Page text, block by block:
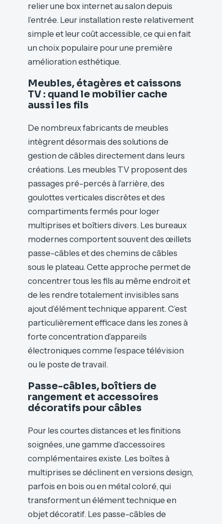
relier une box internet au salon depuis
l’entrée. Leur installation reste relativement
simple et leur coût accessible, ce qui en fait
un choix populaire pour une première
amélioration esthétique.
Meubles, étagères et caissons
TV : quand le mobilier cache
aussi les fils
De nombreux fabricants de meubles
intègrent désormais des solutions de
gestion de câbles directement dans leurs
créations. Les meubles TV proposent des
passages pré-percés à l’arrière, des
goulottes verticales discrètes et des
compartiments fermés pour loger
multiprises et boîtiers divers. Les bureaux
modernes comportent souvent des œillets
passe-câbles et des chemins de câbles
sous le plateau. Cette approche permet de
concentrer tous les fils au même endroit et
de les rendre totalement invisibles sans
ajout d’élément technique apparent. C’est
particulièrement efficace dans les zones à
forte concentration d’appareils
électroniques comme l’espace télévision
ou le poste de travail.
Passe-câbles, boîtiers de
rangement et accessoires
décoratifs pour câbles
Pour les courtes distances et les finitions
soignées, une gamme d’accessoires
complémentaires existe. Les boîtes à
multiprises se déclinent en versions design,
parfois en bois ou en métal coloré, qui
transforment un élément technique en
objet décoratif. Les passe-câbles de